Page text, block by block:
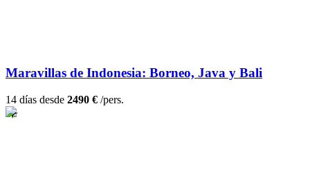
Maravillas de Indonesia: Borneo, Java y Bali
14 días desde 2490 € /pers.